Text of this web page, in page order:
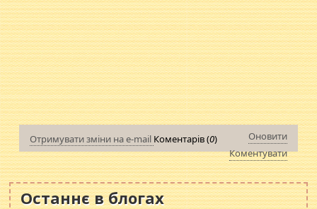
Отримувати зміни на e-mail Коментарів (0)
Оновити
Коментувати
Останнє в блогах